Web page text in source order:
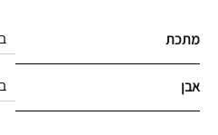
מתכת
אבן